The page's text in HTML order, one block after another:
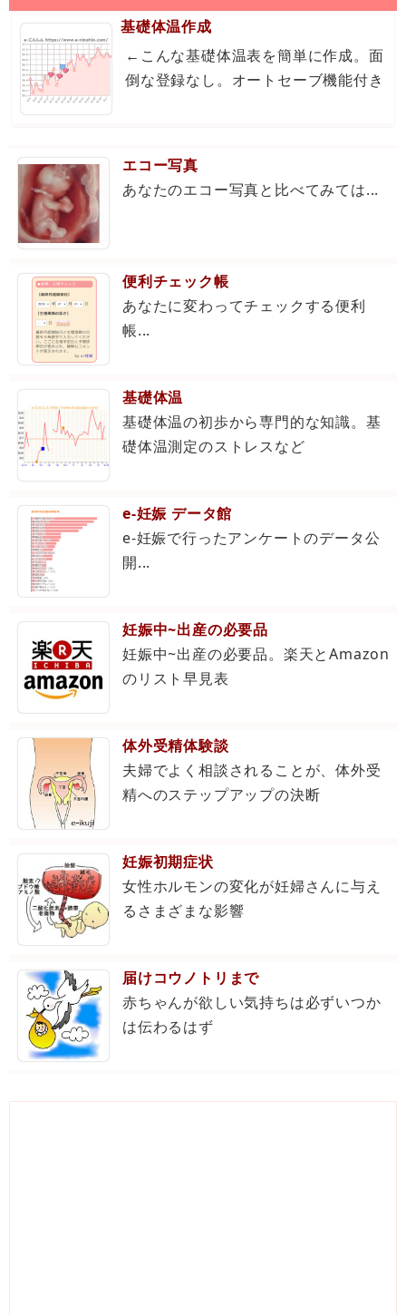
基礎体温作成
←こんな基礎体温表を簡単に作成。面
倒な登録なし。オートセーブ機能付き
エコー写真
あなたのエコー写真と比べてみては...
便利チェック帳
あなたに変わってチェックする便利
帳...
基礎体温
基礎体温の初歩から専門的な知識。基
礎体温測定のストレスなど
e-妊娠 データ館
e-妊娠で行ったアンケートのデータ公
開...
妊娠中~出産の必要品
妊娠中~出産の必要品。楽天とAmazon
のリスト早見表
体外受精体験談
夫婦でよく相談されることが、体外受
精へのステップアップの決断
妊娠初期症状
女性ホルモンの変化が妊婦さんに与え
るさまざまな影響
届けコウノトリまで
赤ちゃんが欲しい気持ちは必ずいつか
は伝わるはず